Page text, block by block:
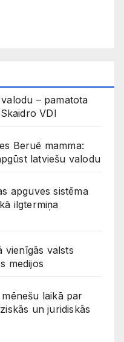
– pamatota
VDI
Beruē mamma:
latviešu valodu
apguves sistēma
ilgtermiņa
vienīgās valsts
medijos
laikā par
un juridiskās